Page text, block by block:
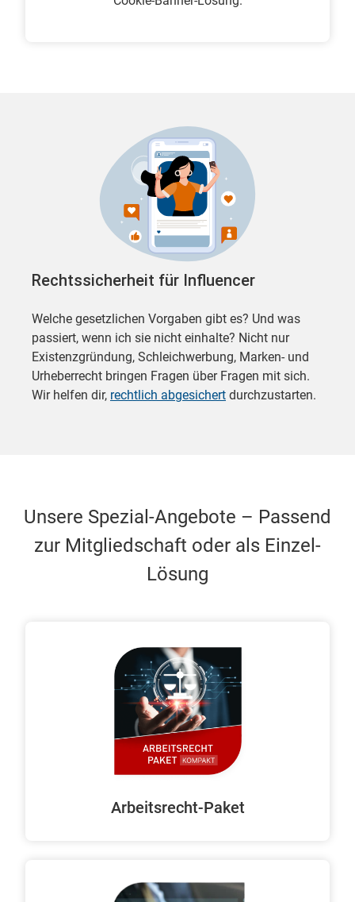
Rechtssicherheit für Influencer
Welche gesetzlichen Vorgaben gibt es? Und was
passiert, wenn ich sie nicht einhalte? Nicht nur
Existenzgründung, Schleichwerbung, Marken- und
Urheberrecht bringen Fragen über Fragen mit sich.
Wir helfen dir, rechtlich abgesichert durchzustarten.
Unsere Spezial-Angebote – Passend
zur Mitgliedschaft oder als Einzel-
Lösung
Arbeitsrecht-Paket